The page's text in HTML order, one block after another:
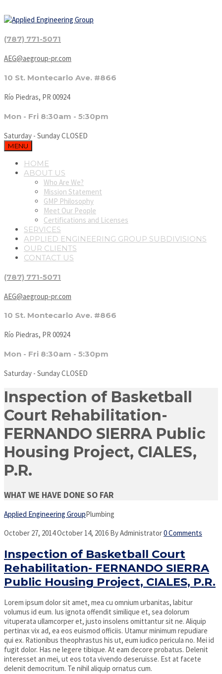
(787) 771-5071
AEG@aegroup-pr.com
10 St. Montecarlo Ave. #866
Río Piedras, PR 00924
Mon - Fri 8:30am - 5:30pm
Saturday - Sunday CLOSED
MENU
HOME
ABOUT US
Who Are We?
Mission Statement
GMP Philosophy
Meet Our People
Certifications and Licenses
SERVICES
APPLIED ENGINEERING GROUP SUBDIVISIONS
OUR CLIENTS
CONTACT US
(787) 771-5071
AEG@aegroup-pr.com
10 St. Montecarlo Ave. #866
Río Piedras, PR 00924
Mon - Fri 8:30am - 5:30pm
Saturday - Sunday CLOSED
Inspection of Basketball
Court Rehabilitation-
FERNANDO SIERRA Public
Housing Project, CIALES,
P.R.
WHAT WE HAVE DONE SO FAR
Applied Engineering GroupPlumbing
October 27, 2014October 14, 2016 ByAdministrator0 Comments
Inspection of Basketball Court
Rehabilitation- FERNANDO SIERRA
Public Housing Project, CIALES, P.R.
Lorem ipsum dolor sit amet, mea cu omnium urbanitas, labitur
volumus id eum. Ius ignota offendit similique et, sea dolorum
vituperata ullamcorper et, justo insolens omittantur sit ne. Aliquip
pertinax vix ad, ea eos euismod officiis. Utamur minimum repudiare
qui ex. Rationibus theophrastus his ut, eum iudico pericula no. Mei id
fugit dolor. Has ne legere tibique. At eam decore probatus. Delenit
interesset an mei, ut eos tota vivendo deseruisse. Est at facete
delenit democritum. Te nihil aliquip ornatus cum.